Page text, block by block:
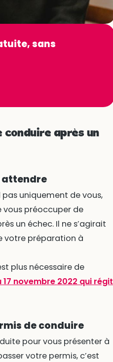
sans
après un
attendre
pas uniquement de vous,
vous préoccuper de
un échec. Il ne s’agirait
votre préparation à
plus nécessaire de
17 novembre 2022 qui régit
de conduire
pour vous présenter à
votre permis, c’est